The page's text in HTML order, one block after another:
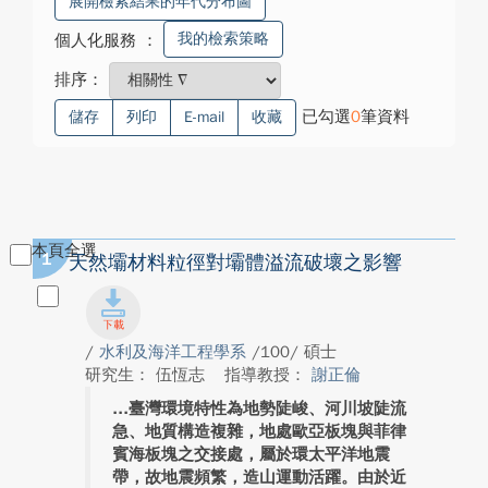
個人化服務 ： 我的檢索策略
排序：
儲存 列印 E-mail 收藏 已勾選0筆資料
本頁全選
1 天然壩材料粒徑對壩體溢流破壞之影響
/ 水利及海洋工程學系 /100/ 碩士
研究生： 伍恆志
指導教授： 謝正倫
臺灣環境特性為地勢陡峻、河川坡陡流
急、地質構造複雜，地處歐亞板塊與菲律
賓海板塊之交接處，屬於環太平洋地震
帶，故地震頻繁，造山運動活躍。由於近